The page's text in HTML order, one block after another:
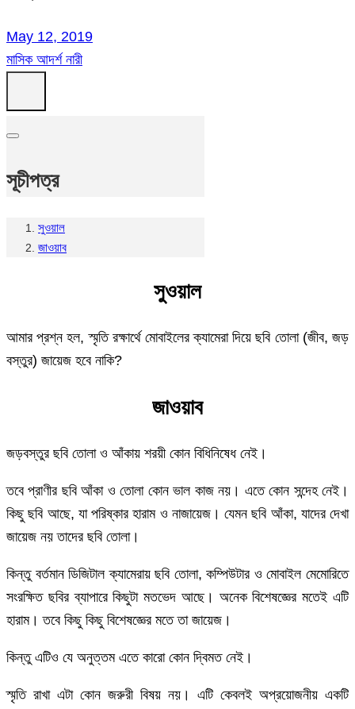
May 12, 2019
মাসিক আদর্শ নারী
সূচীপত্র
সুওয়াল
জাওয়াব
সুওয়াল
আমার প্রশ্ন হল, স্মৃতি রক্ষার্থে মোবাইলের ক্যামেরা দিয়ে ছবি তোলা (জীব, জড়
বস্তুর) জায়েজ হবে নাকি?
জাওয়াব
জড়বস্তুর ছবি তোলা ও আঁকায় শরয়ী কোন বিধিনিষেধ নেই।
তবে প্রাণীর ছবি আঁকা ও তোলা কোন ভাল কাজ নয়। এতে কোন সন্দেহ নেই।
কিছু ছবি আছে, যা পরিষ্কার হারাম ও নাজায়েজ। যেমন ছবি আঁকা, যাদের দেখা
জায়েজ নয় তাদের ছবি তোলা।
কিন্তু বর্তমান ডিজিটাল ক্যামেরায় ছবি তোলা, কম্পিউটার ও মোবাইল মেমোরিতে
সংরক্ষিত ছবির ব্যাপারে কিছুটা মতভেদ আছে। অনেক বিশেষজ্ঞের মতেই এটি
হারাম। তবে কিছু কিছু বিশেষজ্ঞের মতে তা জায়েজ।
কিন্তু এটিও যে অনুত্তম এতে কারো কোন দ্বিমত নেই।
স্মৃতি রাখা এটা কোন জরুরী বিষয় নয়। এটি কেবলই অপ্রয়োজনীয় একটি